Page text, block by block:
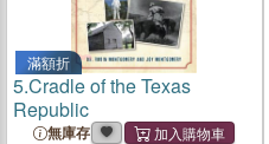
滿額折
5.Cradle of the Texas
Republic
無庫存